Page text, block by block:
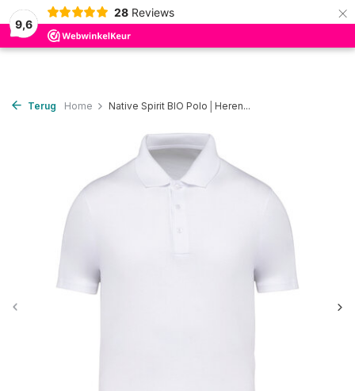
9,6
28 Reviews ×
0
Terug Home Native Spirit BIO Polo│Heren...